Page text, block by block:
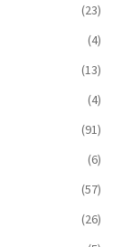
(23)
(4)
(13)
(4)
(91)
(6)
(57)
(26)